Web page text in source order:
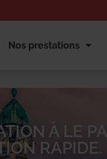
Nos prestations
À LE
RAPIDE.